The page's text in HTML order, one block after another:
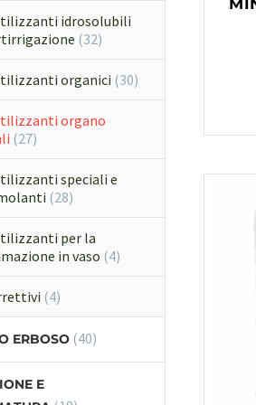
idrosolubili
(32)
organici (30)
organo
(27)
speciali e
(28)
per la
in vaso (4)
(4)
ERBOSO (40)
E